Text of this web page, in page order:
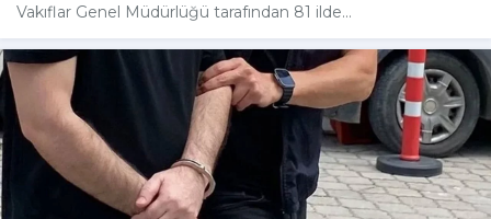
Vakıflar Genel Müdürlüğü tarafından 81 ilde...